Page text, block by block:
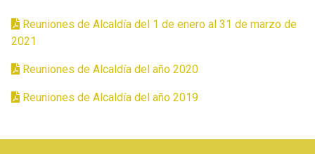
Reuniones de Alcaldía del 1 de enero al 31 de marzo de
2021
Reuniones de Alcaldía del año 2020
Reuniones de Alcaldía del año 2019